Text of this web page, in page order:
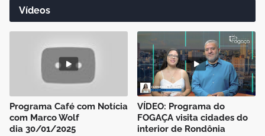
Vídeos
Programa Café com Notícia
com Marco Wolf
dia 30/01/2025
VÍDEO: Programa do
FOGAÇA visita cidades do
interior de Rondônia